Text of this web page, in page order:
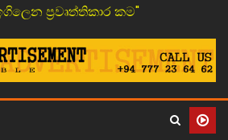
ප්‍රවෘත්තිකාර කම"